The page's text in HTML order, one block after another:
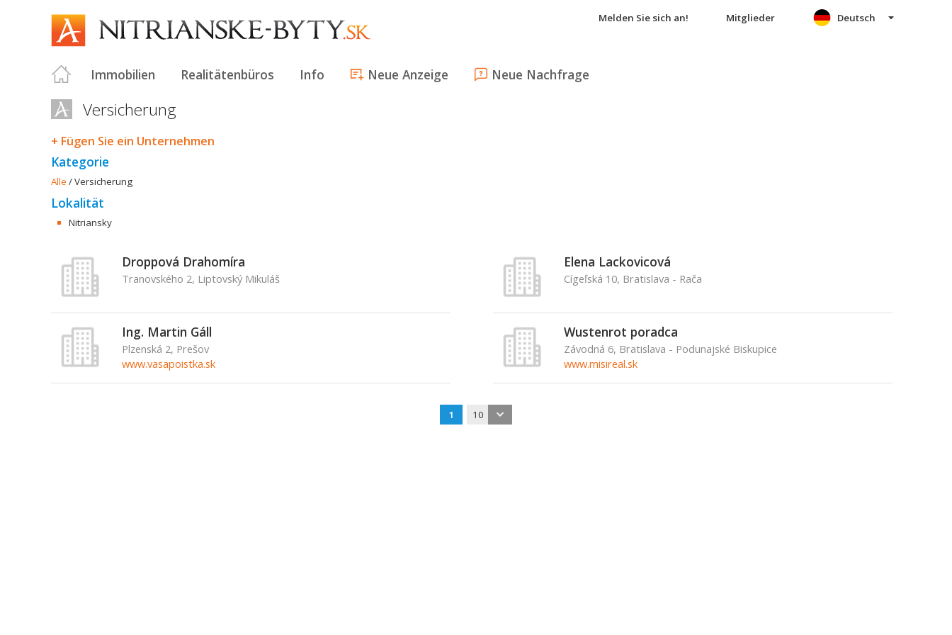
Melden Sie sich an! Mitglieder
Immobilien Realitätenbüros Info Neue Anzeige Neue Nachfrage
Deutsch
Versicherung
+ Fügen Sie ein Unternehmen
Kategorie
Alle /Versicherung
Lokalität
Nitriansky
Droppová Drahomíra
Tranovského 2, Liptovský Mikuláš
Elena Lackovicová
Cígeľská 10, Bratislava - Rača
Ing. Martin Gáll
Plzenská 2, Prešov
www.vasapoistka.sk
Wustenrot poradca
Závodná 6, Bratislava - Podunajské Biskupice
www.misireal.sk
1 10